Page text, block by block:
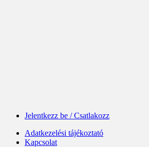
Jelentkezz be / Csatlakozz
Adatkezelési tájékoztató
Kapcsolat